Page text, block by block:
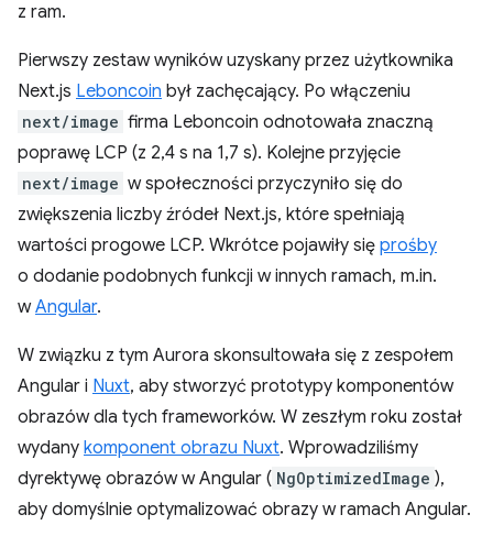
z ram.
Pierwszy zestaw wyników uzyskany przez użytkownika
Next.js Leboncoin był zachęcający. Po włączeniu
next/image firma Leboncoin odnotowała znaczną
poprawę LCP (z 2,4 s na 1,7 s). Kolejne przyjęcie
next/image w społeczności przyczyniło się do
zwiększenia liczby źródeł Next.js, które spełniają
wartości progowe LCP. Wkrótce pojawiły się prośby
o dodanie podobnych funkcji w innych ramach, m.in.
wAngular.
W związku z tym Aurora skonsultowała się z zespołem
Angular i Nuxt, aby stworzyć prototypy komponentów
obrazów dla tych frameworków. W zeszłym roku został
wydany komponent obrazu Nuxt. Wprowadziliśmy
dyrektywę obrazów w Angular ( NgOptimizedImage ),
aby domyślnie optymalizować obrazy w ramach Angular.